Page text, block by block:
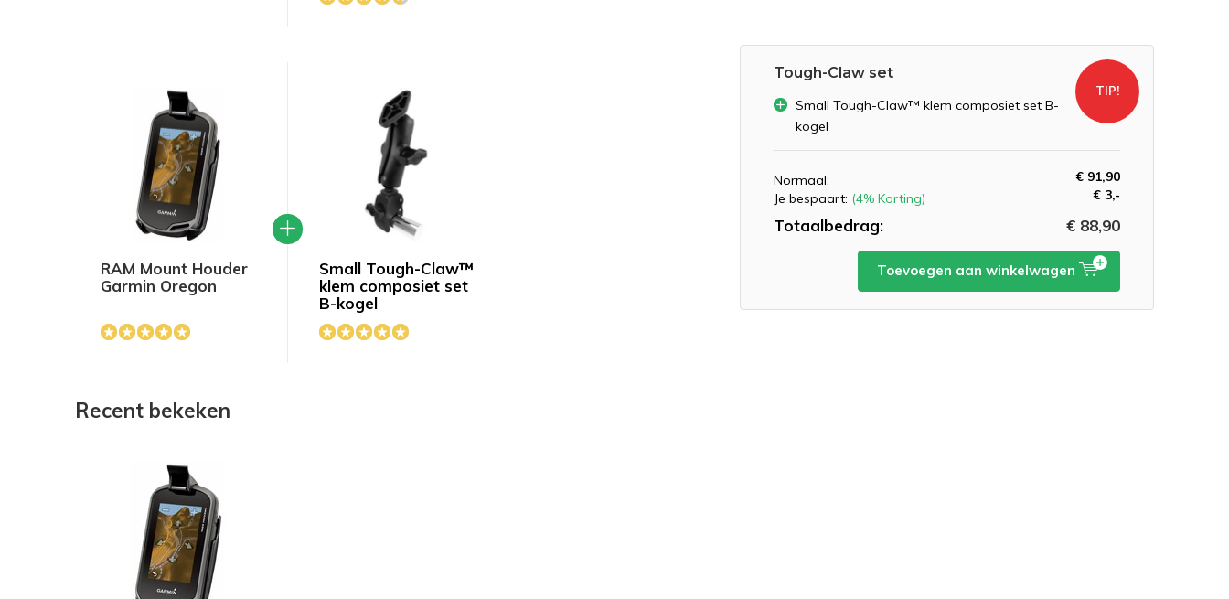
RAM Mount Houder
Garmin Oregon
Small Tough-Claw™
klem composiet set
B-kogel
Tough-Claw set
Small Tough-Claw™ klem composiet set B-
kogel
Normaal:
€ 91,90
Je bespaart: (4% Korting) € 3,-
Totaalbedrag: € 88,90
TIP!
Toevoegen aan winkelwagen
Recent bekeken